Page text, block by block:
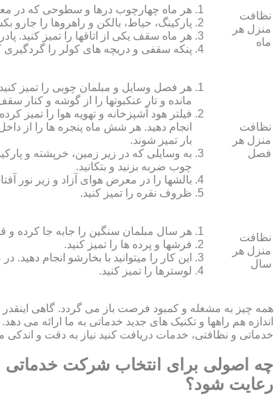
نظافت
منزل هر
ماه
هر ماه چهارچوب درها و سطوحی که در
پارکینگ، حیاط، بالکن و راهروها را
هر ماه سقف یکی از اتاق‏ها را تمیز کنید.
پنکه سقفی و دریچه‏ های کولر را گردگیری
نظافت
منزل هر
فصل
هر فصل وسایل و مبلمان چوبی را تمیز
مانده و تار عنکبوت‏ها را از گوشه و کنار
فیلتر هود آشپزخانه و تهویه هوا را تمیز
انجام دهید. هر شش ماه پنجره‏ ها را از
بار تمیز شوند.
به وسایلی که در زیر زمین، خرپشته و
چوب ضربه بزنید و بتکانید.
بالش‏ها را در معرض هوای آزاد و زیر نور
ظروف نقره را تمیز کنید.
نظافت
منزل هر
سال
هر سال مبلمان سنگین را جابه جا کرده و
فرش‏ها و پرده ‏ها را تمیز کنید.
این کار را می‏توانید با بخارشو انجام
لوسترها را تمیز کنید.
همه چیز به مشغله و کمبود فرصت باز می گردد. گاهی
اندازه هم راهها و تکنیک های جدید خدماتی به ما ارائه می
خدماتی و نظافتی، خدمات دریافت کنید نیاز به دقت و اندکی
چه اصولی برای انتخاب شرکت خدماتی
رعایت شود؟